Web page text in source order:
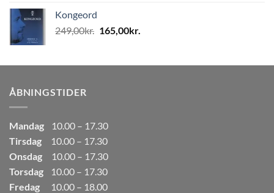
var:
80,00kr..50,00kr..
Kongeord
249,00kr. Den
var:
165,00kr.
er:
ÅBNINGSTIDER
Mandag
10.00 – 17.30
Tirsdag
10.00 – 17.30
Onsdag
10.00 – 17.30
Torsdag
10.00 – 17.30
Fredag
10.00 – 18.00